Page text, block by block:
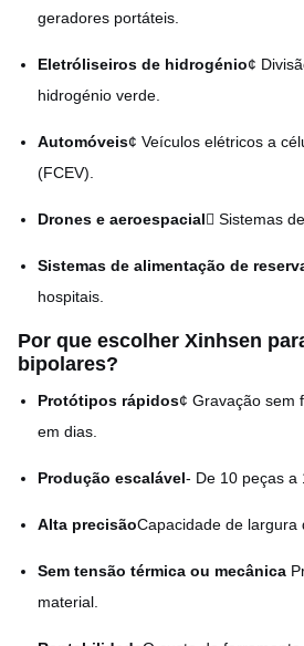
Padrão de campo de fluxo
geradores portáteis.
Eletróliseiros de hidrogénio¢
hidrogénio verde.
Automóveis¢ Veículos elétricos a
(FCEV).
Drones e aeroespacial Sistemas
Sistemas de alimentação de
hospitais.
Por que escolher Xinhsen
bipolares?
Protótipos rápidos¢ Gravação sem
em dias.
Produção escalável- De 10 peças a
Alta precisãoCapacidade de largura
Sem tensão térmica ou mecânica
material.